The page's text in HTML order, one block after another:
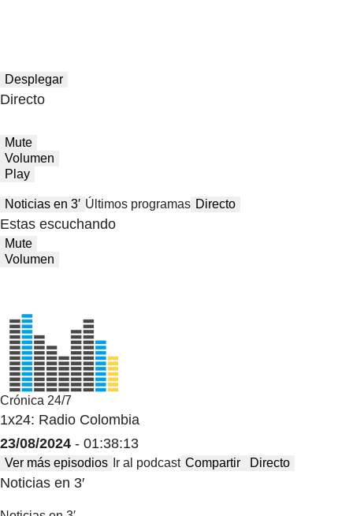
Desplegar
Directo
Mute
Volumen
Play
Noticias en 3′ Últimos programas Directo
Estas escuchando
Mute
Volumen
Crónica 24/7
1x24: Radio Colombia
23/08/2024 - 01:38:13
Ver más episodios Ir al podcast Compartir Directo
Noticias en 3′